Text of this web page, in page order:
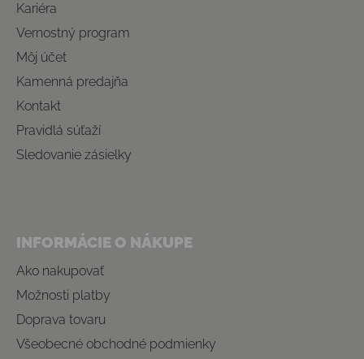
Kariéra
Vernostný program
Môj účet
Kamenná predajňa
Kontakt
Pravidlá súťaží
Sledovanie zásielky
INFORMÁCIE O NÁKUPE
Ako nakupovať
Možnosti platby
Doprava tovaru
Všeobecné obchodné podmienky